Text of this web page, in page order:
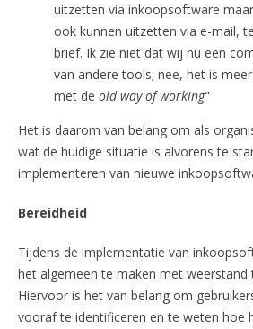
uitzetten via inkoopsoftware
ook kunnen uitzetten via e-mail,
brief. Ik zie niet dat wij nu een
van andere tools; nee, het is
met de old way of working"
Het is daarom van belang om als
wat de huidige situatie is alvorens te
implementeren van nieuwe
Bereidheid
Tijdens de implementatie van
het algemeen te maken met weerstand
Hiervoor is het van belang om
vooraf te identificeren en te weten hoe